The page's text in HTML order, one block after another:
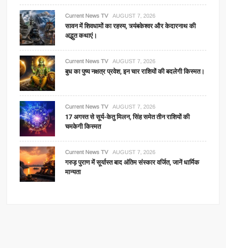
Current News TV AUGUST 7, 2026
सावन में शिवधामों का रहस्य, त्र्यंबकेश्वर और केदारनाथ की
अद्भुत कथाएं।
Current News TV AUGUST 7, 2026
बुध का पुष्य नक्षत्र प्रवेश, इन चार राशियों की बदलेगी किस्मत।
Current News TV AUGUST 7, 2026
17 अगस्त से सूर्य-केतु मिलन, सिंह समेत तीन राशियों की
चमकेगी किस्मत
Current News TV AUGUST 7, 2026
गरुड़ पुराण में सूर्यास्त बाद अंतिम संस्कार वर्जित, जानें धार्मिक
मान्यता